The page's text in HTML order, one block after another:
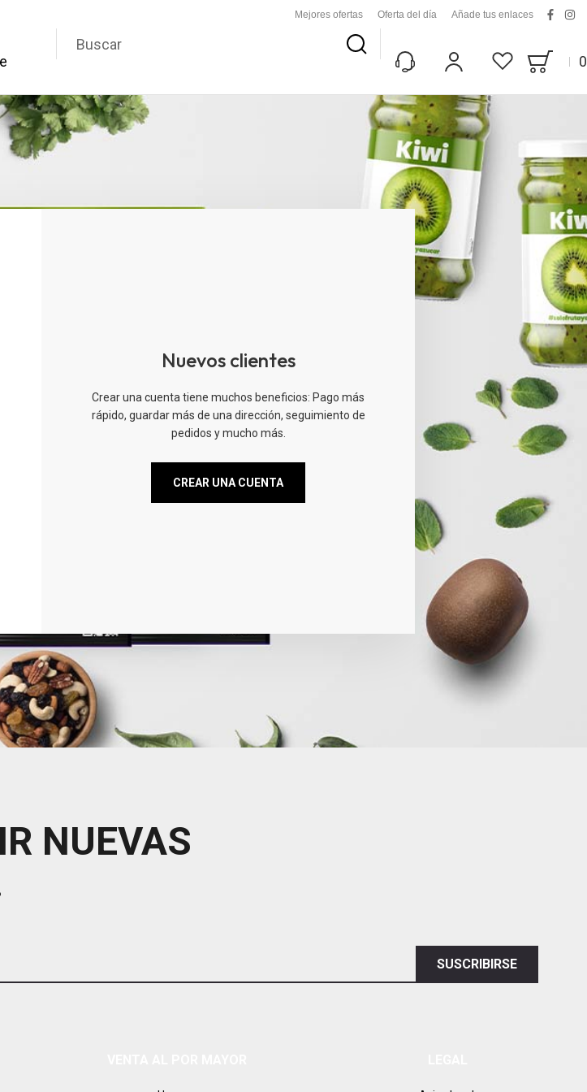
Mejores ofertas Oferta del día Añade tus enlaces
Mi CuentaLista De Deseos
Bag0
Nuevos clientes
Crear una cuenta tiene muchos beneficios: Pago más
rápido, guardar más de una dirección, seguimiento de
pedidos y mucho más.
CREAR UNA CUENTA
NUEVAS
SUSCRIBIRSE